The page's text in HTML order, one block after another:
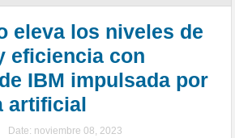
eleva los niveles de
eficiencia con
IBM impulsada por
artificial
Date: noviembre 08, 2023